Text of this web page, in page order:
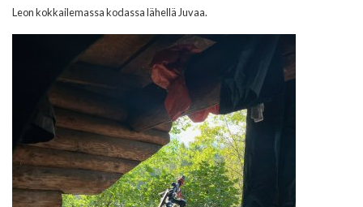
Leon kokkailemassa kodassa lähellä Juvaa.